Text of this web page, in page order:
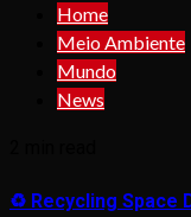
Home
Meio Ambiente
Mundo
News
♻️ Recycling Space